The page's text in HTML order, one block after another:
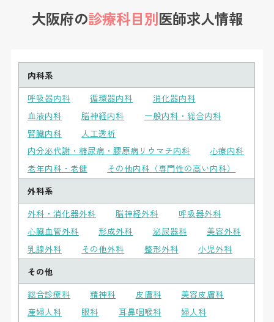
大阪府の診療科目別医師求人情報
内科系
呼吸器内科
循環器内科
消化器内科
血液内科
脳神経内科
一般内科・総合内科
腎臓内科
人工透析
内分泌代謝・糖尿病・膠原病リウマチ内科
心療内科
老年内科・老健
その他内科（専門性の高い内科）
外科系
外科・消化器外科
脳神経外科
呼吸器外科
心臓血管外科
形成外科 泌尿器科
美容外科
乳腺外科
その他外科 整形外科
小児外科
その他
総合診療科
精神科 皮膚科
美容皮膚科
産婦人科
眼科 耳鼻咽喉科
婦人科